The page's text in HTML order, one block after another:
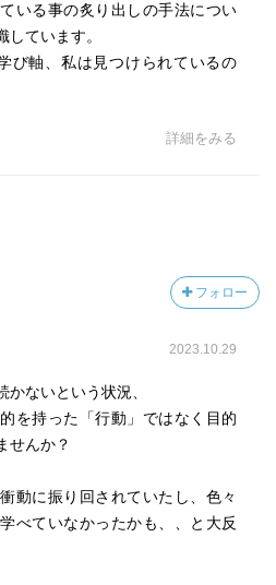
いる事の炙り出しの手法につい
ています。
び軸、私は見つけられているの
詳細をみる
フォロー
2023.10.29
ないという状況、
を持った「行動」ではなく目的
せんか？
動に振り回されていたし、色々
べていなかったかも、、と大反